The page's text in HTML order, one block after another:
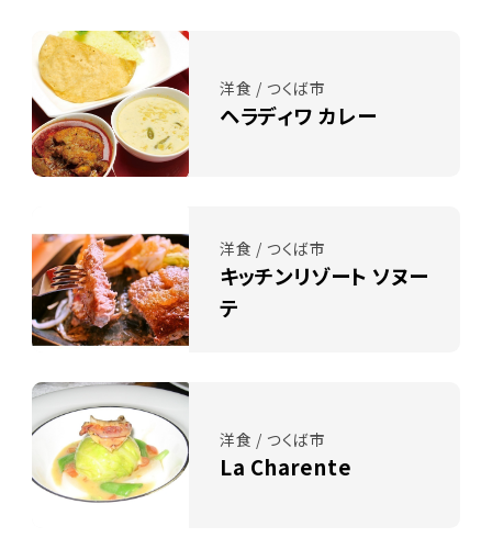
洋食 / つくば市
ヘラディワ カレー
洋食 / つくば市
キッチンリゾート ソヌー
テ
洋食 / つくば市
La Charente